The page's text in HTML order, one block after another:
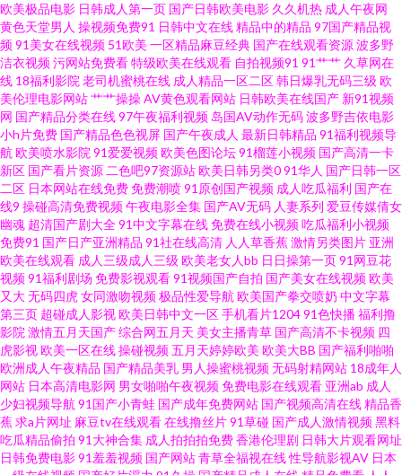
久久国产熟女精品 91福利在线播放 91成人的短片的小视频 白虎白丝逼 国产
日韩欧美福利导航 美女被草网站 91n在线国产对白 吃瓜自拍欧美 国产福利av
桃色伊人第20页 国产肏屄 久热久精品 日韩欧美在线不卡一区 午夜理伦三级
做爰电影 国产另类在线 一本道色AV 丁香五月官网 国产性爱不卡在线观看 婷
婷深爱社区 1024精品视频 91社视频在线播放 国产精品色色 久久午夜国产精
品 91tv在线 成人福利网站导航 人妖系列伪娘视频网站 一本道欧美日A∨ 91精
品黑丝 91性感在线 黄色片网站黑丝91 51视频在线观看入口 AV韩片 涩涩热5
天堂18P 91性爱一区 欧美一区二区无码免费 91青草影院 精品一二三系列AV
91探花精品在线 日韩性网 欧美成人久久精品 91黑丝高跟后入 国产欧美国产
首页大香蕉 欧美日色网 91黑丝免费 国产乱轮9 深爱婷婷五月天 91小视频在
线观看 色色97爱 91午夜福利丝袜视频 欧美成人色网 91抖阴快播在线 黄色日
欧美极品电影 日韩成人第一页 国产日韩欧美电影 久久机热 成人午夜网
黄色天堂男人 操视频免费91 日韩中文在线精品中的精品 97国产精品视
频91美女在线视频 51欧美 一区精品麻豆经典 国产在线观看资源波多野
洁衣视频污网站免费看特级欧美在线观看 自拍视频91 91艹艹 久草网在
线 18福利影院 老司机蜜桃在线 成人精品一区二区韩日爆乳无码三级 欧
美伦理电影网站艹艹操操AV黄色观看网站 日韩欧美在线国产 新91视频
网 国产精品分类在线97午夜福利视频 岛国AV动作无码波多野吉依电影
小h片免费 国产精品色色视屏 国产午夜成人 最新日韩精品 91福利视频导
航 欧美喷水影院 91爱爱视频欧美色图论坛91榴莲小视频 国产高清一卡
新区 国产看片资源 二色吧97资源站欧美日韩另类091华人 国产日韩一区
二区 日本网站在线免费免费潮喷91原创国产视频 成人吃瓜福利 国产在
线9 操碰高清免费视频午夜电影全集 国产AV无码 人妻系列 爱豆传媒倩女
幽魂 超清国产剧大全91中文字幕在线免费在线小视频吃瓜福利小视频
免费91 国产日产亚洲精品 91社在线高清 人人草香蕉激情另类图片 亚洲
欧美在线观看 成人三级成人三级 欧美老女人bb 日日操第一页91网豆花
视频91福利剧场 免费影视观看91视频国产自拍 国产美女在线视频欧美
又大无码四虎女同激吻视频极品性爱导航 欧美国产拳交喷奶 中文字幕
第三页 超碰成人影视欧美日韩中文一区手机看片120491色快播福利撸
影院 激情五月天国产综合网五月天 美女主播青草 国产高清不卡视频 四
虎影视欧美一区在线操碰视频五月天婷婷欧美 欧美大BB 国产福利啪啪
欧洲成人午夜精品 国产精品美乳 男人操蜜桃视频无码射精网站 18成年人
网站 日本高清电影网 男女啪啪午夜视频免费电影在线观看 亚洲ab 成人
少妇视频导航 91国产小青蛙 国产成年免费网站 国产视频高清在线精品香
蕉求a片网址 麻豆tv在线观看在线撸丝片91草碰 国产成人激情视频黑料
吃瓜精品偷拍 91大神合集 成人拍拍拍免费香港伦理剧 日韩大片观看网址
日韩免费电影91羞羞视频 国产网站青草全福视在线性导航影视AV 日本